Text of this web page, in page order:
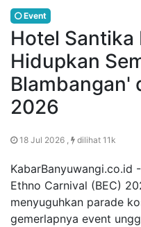
Event
Hotel Santika
Hidupkan
Blambangan'
2026
18 Jul 2026 , dilihat 11k
KabarBanyuwangi.co.id
Ethno Carnival (BEC)
menyuguhkan parade
gemerlapnya event